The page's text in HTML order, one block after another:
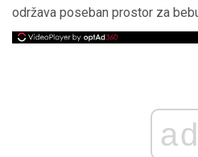
održava poseban prostor za
ad